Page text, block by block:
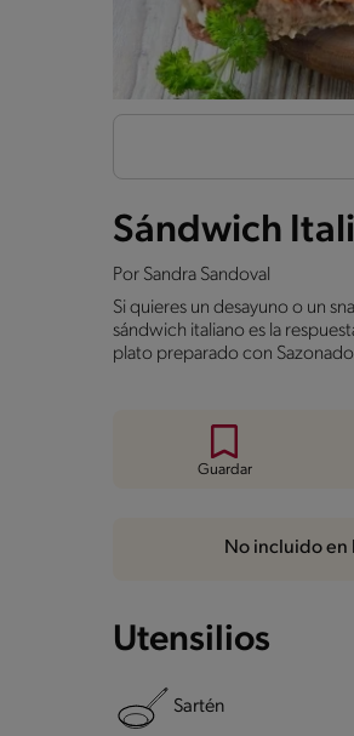
Sándwich
Por Sandra Sandoval
Si quieres un desayuno o un
sándwich italiano es la
plato preparado con
Guardar
No incluido en
Utensilios
Sartén